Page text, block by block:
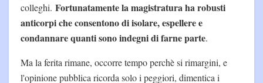
colleghi. Fortunatamente la magistratura ha robusti
anticorpi che consentono di isolare, espellere e
condannare quanti sono indegni di farne parte.
Ma la ferita rimane, occorre tempo perchè si rimargini, e
l'opinione pubblica ricorda solo i peggiori, dimentica i